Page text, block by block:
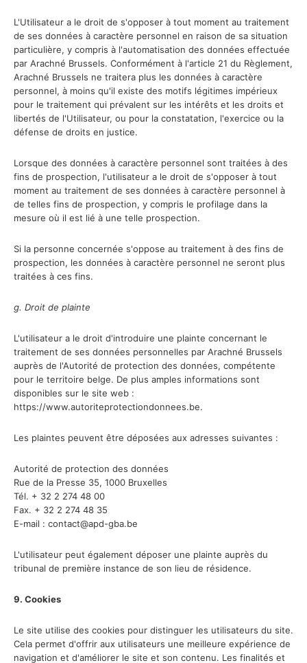
L'Utilisateur a le droit de s'opposer à tout moment au traitement
de ses données à caractère personnel en raison de sa situation
particulière, y compris à l'automatisation des données effectuée
par Arachné Brussels. Conformément à l'article 21 du Règlement,
Arachné Brussels ne traitera plus les données à caractère
personnel, à moins qu'il existe des motifs légitimes impérieux
pour le traitement qui prévalent sur les intérêts et les droits et
libertés de l'Utilisateur, ou pour la constatation, l'exercice ou la
défense de droits en justice.
Lorsque des données à caractère personnel sont traitées à des
fins de prospection, l'utilisateur a le droit de s'opposer à tout
moment au traitement de ses données à caractère personnel à
de telles fins de prospection, y compris le profilage dans la
mesure où il est lié à une telle prospection.
Si la personne concernée s'oppose au traitement à des fins de
prospection, les données à caractère personnel ne seront plus
traitées à ces fins.
g. Droit de plainte
L'utilisateur a le droit d'introduire une plainte concernant le
traitement de ses données personnelles par Arachné Brussels
auprès de l'Autorité de protection des données, compétente
pour le territoire belge. De plus amples informations sont
disponibles sur le site web :
https://www.autoriteprotectiondonnees.be.
Les plaintes peuvent être déposées aux adresses suivantes :
Autorité de protection des données
Rue de la Presse 35, 1000 Bruxelles
Tél. + 32 2 274 48 00
Fax. + 32 2 274 48 35
E-mail : contact@apd-gba.be
L'utilisateur peut également déposer une plainte auprès du
tribunal de première instance de son lieu de résidence.
9. Cookies
Le site utilise des cookies pour distinguer les utilisateurs du site.
Cela permet d'offrir aux utilisateurs une meilleure expérience de
navigation et d'améliorer le site et son contenu. Les finalités et